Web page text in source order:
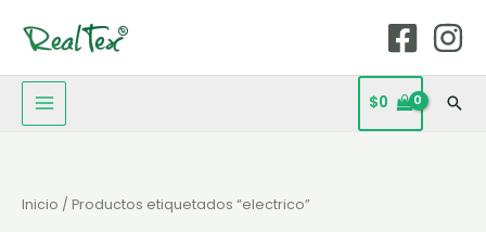
MAIN
MENU
$0
Inicio / Productos etiquetados “electrico”